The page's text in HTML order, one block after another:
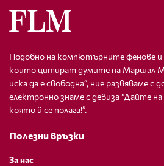
Подобно на компютърните фенове и
които цитират думите на Маршал
иска да е свободна”, ние развяваме
електронно знаме с девиза “Дайте
която й се полага!”.
Полезни връзки
За нас